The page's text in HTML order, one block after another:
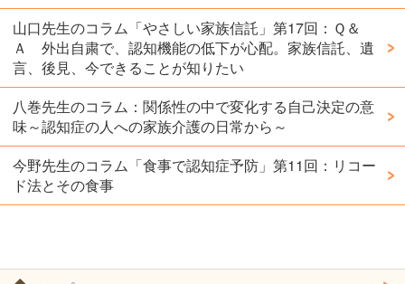
山口先生のコラム「やさしい家族信託」第17回：Ｑ＆
Ａ 外出自粛で、認知機能の低下が心配。家族信託、遺
言、後見、今できることが知りたい
八巻先生のコラム：関係性の中で変化する自己決定の意
味～認知症の人への家族介護の日常から～
今野先生のコラム「食事で認知症予防」第11回：リコー
ド法とその食事